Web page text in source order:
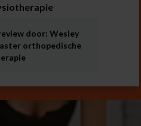
door: Wesley
orthopedische